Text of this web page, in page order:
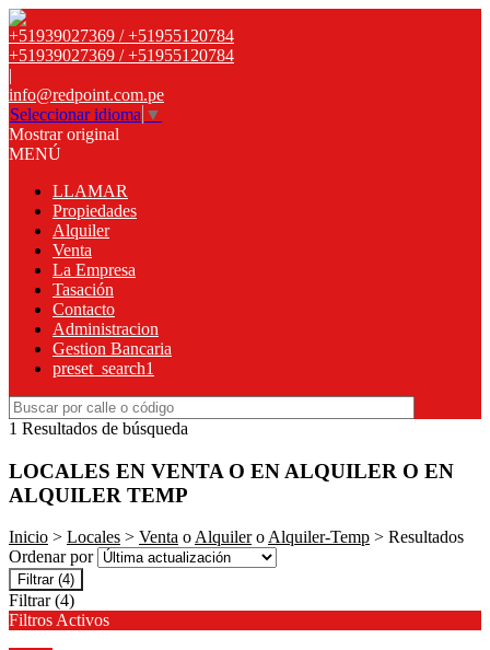
+51939027369 / +51955120784
+51939027369 / +51955120784
|
info@redpoint.com.pe
Seleccionar idioma ▼
Mostrar original
MENÚ
LLAMAR
Propiedades
Alquiler
Venta
La Empresa
Tasación
Contacto
Administracion
Gestion Bancaria
preset_search1
1 Resultados de búsqueda
LOCALES EN VENTA O EN ALQUILER O EN
ALQUILER TEMP
Inicio > Locales > Venta oAlquileroAlquiler-Temp > Resultados
Ordenar por
Filtrar (4)
Filtrar (4)
Filtros Activos